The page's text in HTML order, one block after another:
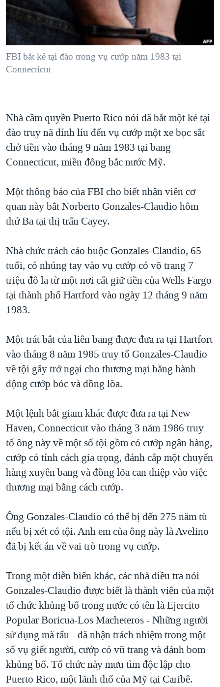
"Tìm"NGƯỜI VIỆT HẢI NGOẠI
ĐỜI SỐNG
KINH TẾ
KHOA HỌC
THỂ THAO
GIÁO DỤC
HÀNH TRÌNH BẦU CỬ 2024
MỘT NĂM CHIẾN TRANH TẠI DẢI GAZA
GIẢI MÃ VÀNH ĐAI & CON ĐƯỜNG
NGÀY TỊ NẠN THẾ GIỚI
CHI PHÍ CHIẾN TRANH AFGHANISTAN
CÁC GIÁ TRỊ CỘNG HÒA Ở VIỆT NAM
THƯỢNG ĐỈNH TRUMP-KIM TẠI VIỆT NAM
NGƯ DÂN VIỆT VÀ LÀN SÓNG TRỘM HẢI SÂM
BÊN KIA QUỐC LỘ: TIẾNG VỌNG TỪ NÔNG THÔN MỸ
VIDEO
NGHE
MẠNG XÃ HỘI
FBI bắt kẻ tại đào trong vụ cướp năm 1983 tại
Connecticut
Nhà cầm quyền Puerto Rico nói đã bắt một kẻ tại
đào truy nã dính líu đến vụ cướp một xe bọc sắt
chở tiền vào tháng 9 năm 1983 tại bang
Connecticut, miền đông bắc nước Mỹ.
Một thông báo của FBI cho biết nhân viên cơ
quan này bắt Norberto Gonzales-Claudio hôm
thứ Ba tại thị trấn Cayey.
Nhà chức trách cáo buộc Gonzales-Claudio, 65
tuổi, có nhúng tay vào vụ cướp có võ trang 7
triệu đô la từ một nơi cất giữ tiền của Wells Fargo
tại thành phố Hartford vào ngày 12 tháng 9 năm
1983.
Một trát bắt của liên bang được đưa ra tại Hartfort
vào tháng 8 năm 1985 truy tố Gonzales-Claudio
về tội gây trở ngại cho thương mại bằng hành
động cướp bóc và đồng lõa.
Một lệnh bắt giam khác được đưa ra tại New
Haven, Connecticut vào tháng 3 năm 1986 truy
tố ông này về một số tội gồm có cướp ngân hàng,
cướp có tính cách gia trọng, đánh cắp một chuyến
hàng xuyên bang và đồng lõa can thiệp vào việc
thương mại bằng cách cướp.
Ông Gonzales-Claudio có thể bị đến 275 năm tù
nếu bị xét có tội. Anh em của ông này là Avelino
đã bị kết án về vai trò trong vụ cướp.
Trong một diễn biến khác, các nhà điều tra nói
Gonzales-Claudio được biết là thành viên của một
tổ chức khủng bố trong nước có tên là Ejercito
Popular Boricua-Los Macheteros - Những người
sử dụng mã tấu - đã nhận trách nhiệm trong một
số vụ giết người, cướp có vũ trang và đánh bom
khủng bố. Tổ chức này mưu tìm độc lập cho
Puerto Rico, một lãnh thổ của Mỹ tại Caribê.